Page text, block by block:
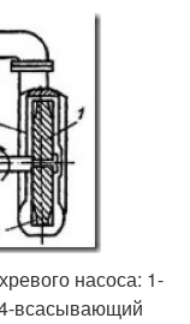
насоса: 1-
4-всасывающий